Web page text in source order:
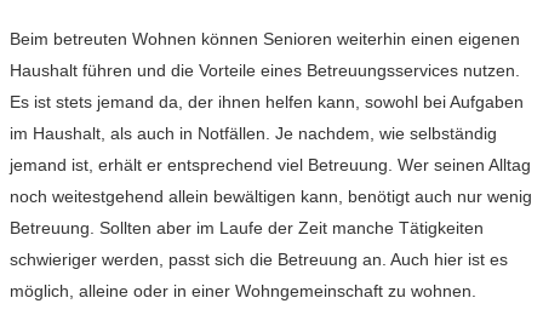
Beim betreuten Wohnen können Senioren weiterhin einen eigenen
Haushalt führen und die Vorteile eines Betreuungsservices nutzen.
Es ist stets jemand da, der ihnen helfen kann, sowohl bei Aufgaben
im Haushalt, als auch in Notfällen. Je nachdem, wie selbständig
jemand ist, erhält er entsprechend viel Betreuung. Wer seinen Alltag
noch weitestgehend allein bewältigen kann, benötigt auch nur wenig
Betreuung. Sollten aber im Laufe der Zeit manche Tätigkeiten
schwieriger werden, passt sich die Betreuung an. Auch hier ist es
möglich, alleine oder in einer Wohngemeinschaft zu wohnen.